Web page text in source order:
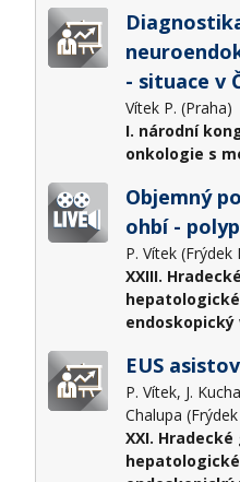
- situace v
Vítek P. (Praha)
I. národní
onkologie s
Objemný
ohbí -
P. Vítek (Frýdek
XXIII.
endoskopický
EUS
P. Vítek, J.
Chalupa
XXI.